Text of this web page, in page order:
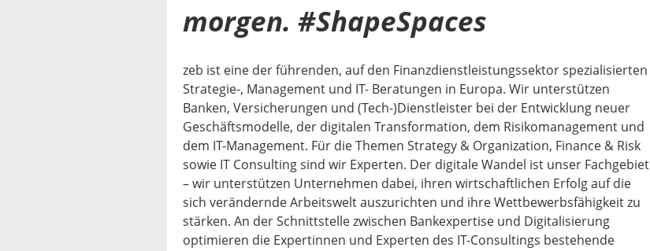
morgen. #ShapeSpaces
zeb ist eine der führenden, auf den Finanzdienstleistungssektor spezialisierten
Strategie-, Management und IT- Beratungen in Europa. Wir unterstützen
Banken, Versicherungen und (Tech-)Dienstleister bei der Entwicklung neuer
Geschäftsmodelle, der digitalen Transformation, dem Risikomanagement und
dem IT-Management. Für die Themen Strategy & Organization, Finance & Risk
sowie IT Consulting sind wir Experten. Der digitale Wandel ist unser Fachgebiet
– wir unterstützen Unternehmen dabei, ihren wirtschaftlichen Erfolg auf die
sich verändernde Arbeitswelt auszurichten und ihre Wettbewerbsfähigkeit zu
stärken. An der Schnittstelle zwischen Bankexpertise und Digitalisierung
optimieren die Expertinnen und Experten des IT-Consultings bestehende